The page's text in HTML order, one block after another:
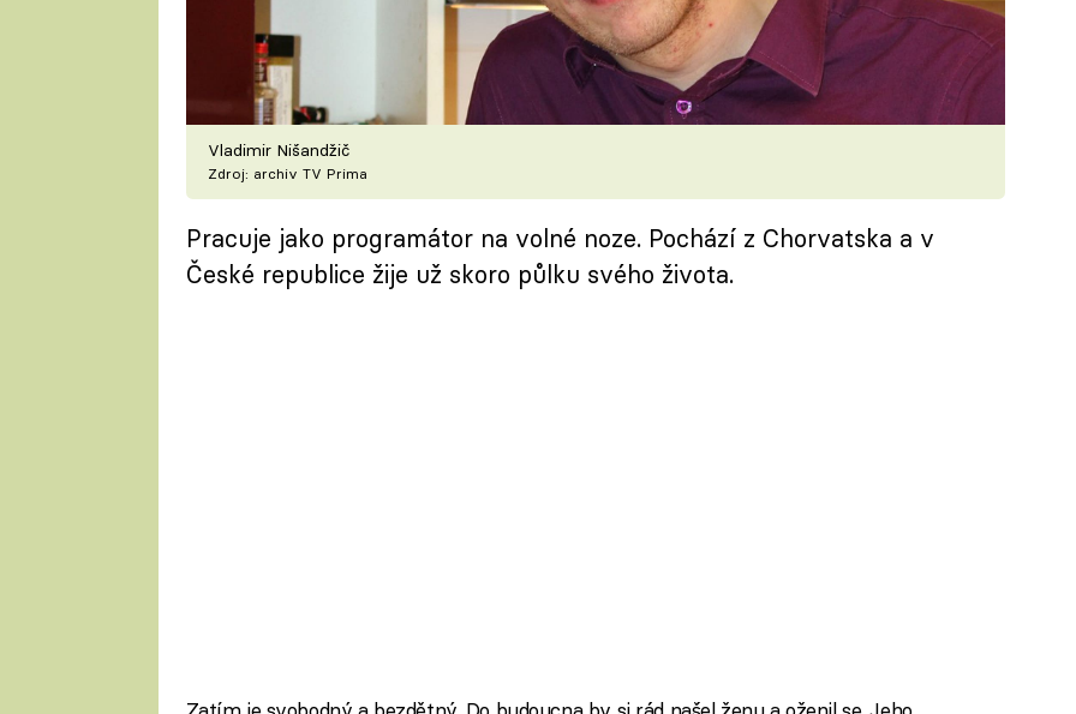
Vladimir Nišandžič
Zdroj: archiv TV Prima
Pracuje jako programátor na volné noze. Pochází z Chorvatska a v
České republice žije už skoro půlku svého života.